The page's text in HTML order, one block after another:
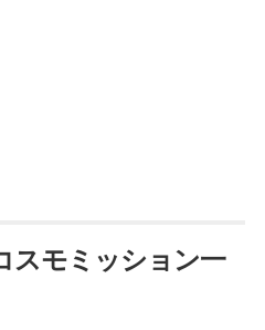
スモミッション一